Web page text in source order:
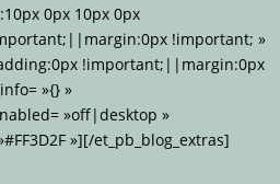
0px 10px 0px
!important; »
!important;||margin:0px
»{} »
»off|desktop »
»][/et_pb_blog_extras]